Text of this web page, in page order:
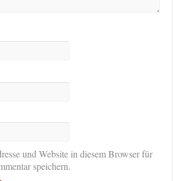
und Website in diesem Browser für
speichern.